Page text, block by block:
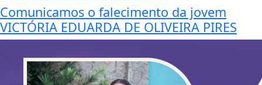
Comunicamos o falecimento da jovem
VICTÓRIA EDUARDA DE OLIVEIRA PIRES